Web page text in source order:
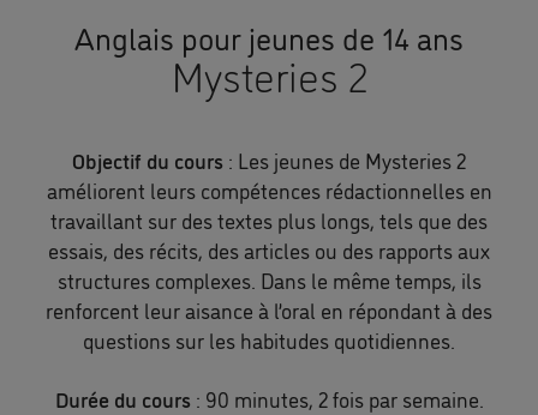
Anglais pour jeunes de 14 ans
Mysteries 2
Objectif du cours : Les jeunes de Mysteries 2
améliorent leurs compétences rédactionnelles en
travaillant sur des textes plus longs, tels que des
essais, des récits, des articles ou des rapports aux
structures complexes. Dans le même temps, ils
renforcent leur aisance à l’oral en répondant à des
questions sur les habitudes quotidiennes.
Durée du cours : 90 minutes, 2 fois par semaine.